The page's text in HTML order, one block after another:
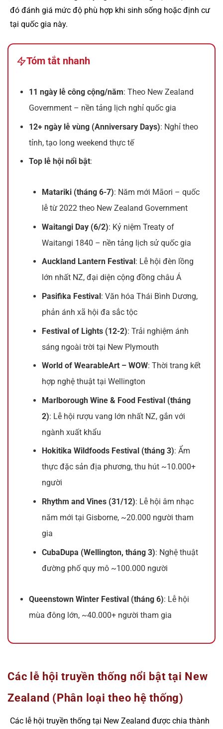
đó đánh giá mức độ phù hợp khi sinh sống hoặc định cư
tại quốc gia này.
Tóm tắt nhanh
11 ngày lễ công cộng/năm: Theo New Zealand
Government – nền tảng lịch nghỉ quốc gia
12+ ngày lễ vùng (Anniversary Days): Nghỉ theo
tỉnh, tạo long weekend thực tế
Top lễ hội nổi bật:
Matariki (tháng 6-7): Năm mới Māori – quốc
lễ từ 2022 theo New Zealand Government
Waitangi Day (6/2): Kỷ niệm Treaty of
Waitangi 1840 – nền tảng lịch sử quốc gia
Auckland Lantern Festival : Lễ hội đèn lồng
lớn nhất NZ, đại diện cộng đồng châu Á
Pasifika Festival: Văn hóa Thái Bình Dương,
phản ánh xã hội đa sắc tộc
Festival of Lights (12-2): Trải nghiệm ánh
sáng ngoài trời tại New Plymouth
World of WearableArt – WOW: Thời trang kết
hợp nghệ thuật tại Wellington
Marlborough Wine & Food Festival (tháng
2): Lễ hội rượu vang lớn nhất NZ, gắn với
ngành xuất khẩu
Hokitika Wildfoods Festival (tháng 3): Ẩm
thực đặc sản địa phương, thu hút ~10.000+
người
Rhythm and Vines (31/12): Lễ hội âm nhạc
năm mới tại Gisborne, ~20.000 người tham
gia
CubaDupa (Wellington, tháng 3): Nghệ thuật
đường phố quy mô ~100.000 người
Queenstown Winter Festival (tháng 6): Lễ hội
mùa đông lớn, ~40.000+ người tham gia
Các lễ hội truyền thống nổi bật tại New
Zealand (Phân loại theo hệ thống)
Các lễ hội truyền thống tại New Zealand được chia thành